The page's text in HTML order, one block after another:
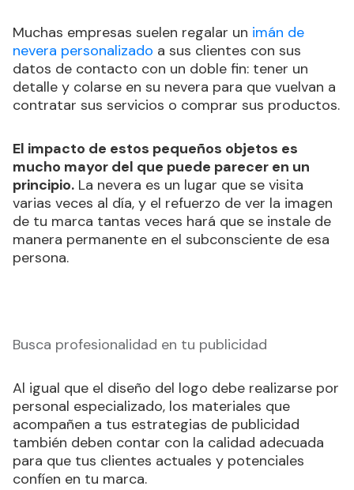
Muchas empresas suelen regalar un imán de
nevera personalizado a sus clientes con sus
datos de contacto con un doble fin: tener un
detalle y colarse en su nevera para que vuelvan a
contratar sus servicios o comprar sus productos.
El impacto de estos pequeños objetos es
mucho mayor del que puede parecer en un
principio. La nevera es un lugar que se visita
varias veces al día, y el refuerzo de ver la imagen
de tu marca tantas veces hará que se instale de
manera permanente en el subconsciente de esa
persona.
Busca profesionalidad en tu publicidad
Al igual que el diseño del logo debe realizarse por
personal especializado, los materiales que
acompañen a tus estrategias de publicidad
también deben contar con la calidad adecuada
para que tus clientes actuales y potenciales
confíen en tu marca.